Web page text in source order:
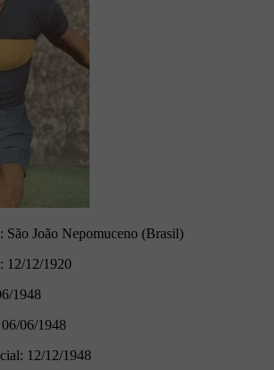
São João Nepomuceno (Brasil)
12/12/1920
1948
06/06/1948
12/12/1948